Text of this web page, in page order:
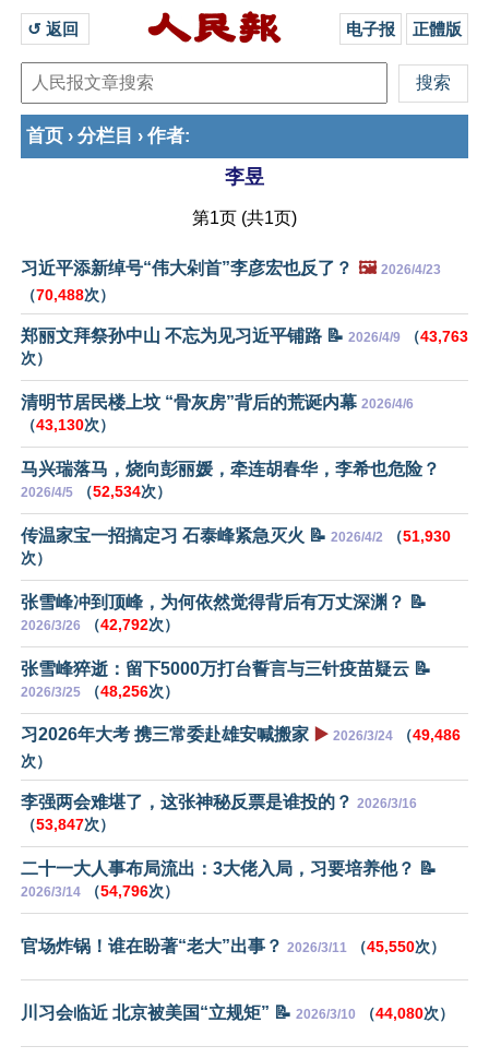
↺ 返回 电子报 正體版
首页 › 分栏目 › 作者:
李昱
第1页 (共1页)
习近平添新绰号“伟大剁首”李彦宏也反了？ 🖼️ 2026/4/23
（70,488次）
郑丽文拜祭孙中山 不忘为见习近平铺路 📝 2026/4/9 （43,763
次）
清明节居民楼上坟 “骨灰房”背后的荒诞内幕 2026/4/6
（43,130次）
马兴瑞落马，烧向彭丽媛，牵连胡春华，李希也危险？
2026/4/5 （52,534次）
传温家宝一招搞定习 石泰峰紧急灭火 📝 2026/4/2 （51,930
次）
张雪峰冲到顶峰，为何依然觉得背后有万丈深渊？ 📝
2026/3/26 （42,792次）
张雪峰猝逝：留下5000万打台誓言与三针疫苗疑云 📝
2026/3/25 （48,256次）
习2026年大考 携三常委赴雄安喊搬家 ▶️ 2026/3/24 （49,486
次）
李强两会难堪了，这张神秘反票是谁投的？ 2026/3/16
（53,847次）
二十一大人事布局流出：3大佬入局，习要培养他？ 📝
2026/3/14 （54,796次）
官场炸锅！谁在盼著“老大”出事？ 2026/3/11 （45,550次）
川习会临近 北京被美国“立规矩” 📝 2026/3/10 （44,080次）